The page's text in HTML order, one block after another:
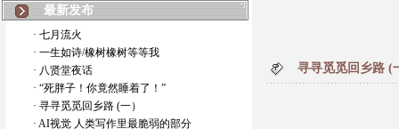
最新发布
· 七月流火
· 一生如诗/橡树橡树等等我
· 八贤堂夜话
· “死胖子！你竟然睡着了！”
· 寻寻觅觅回乡路 (一）
· AI视觉 人类写作里最脆弱的部分
寻寻觅觅回乡路 (